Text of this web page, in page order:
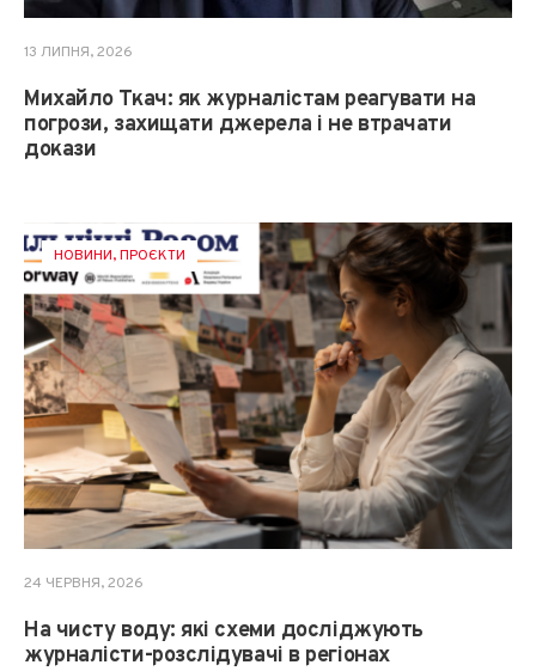
13 ЛИПНЯ, 2026
Михайло Ткач: як журналістам реагувати на
погрози, захищати джерела і не втрачати
докази
НОВИНИ,ПРОЄКТИ
24 ЧЕРВНЯ, 2026
На чисту воду: які схеми досліджують
журналісти-розслідувачі в регіонах